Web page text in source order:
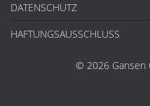
DATENSCHUTZ
HAFTUNGSAUSSCHLUSS
© 2026 Gansen